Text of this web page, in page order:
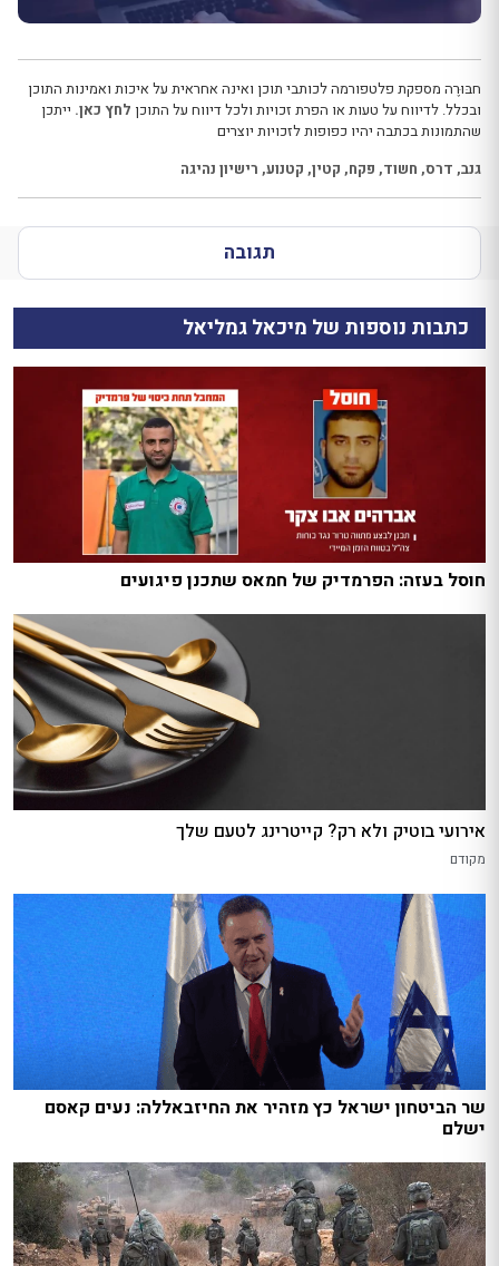
חבּוּרֶה מספקת פלטפורמה לכותבי תוכן ואינה אחראית על איכות ואמינות התוכן
ובכלל. לדיווח על טעות או הפרת זכויות ולכל דיווח על התוכן לחץ כאן. ייתכן
שהתמונות בכתבה יהיו כפופות לזכויות יוצרים
גנב, דרס, חשוד, פקח, קטין, קטנוע, רישיון נהיגה
תגובה
כתבות נוספות של מיכאל גמליאל
חוסל בעזה: הפרמדיק של חמאס שתכנן פיגועים
אירועי בוטיק ולא רק? קייטרינג לטעם שלך
מקודם
שר הביטחון ישראל כץ מזהיר את החיזבאללה: נעים קאסם
ישלם